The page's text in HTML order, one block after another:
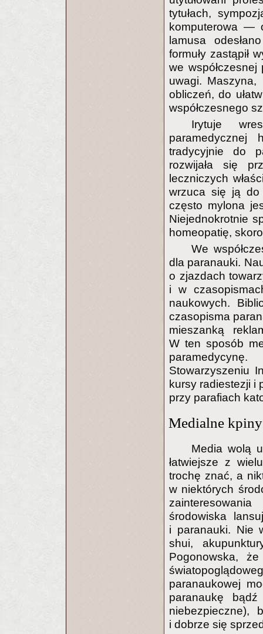
tytułach,
komputerowa —
lamusa
formuły zastąpił
we
uwagi. Maszyna,
obliczeń, do
współczesnego
Irytuje
paramedycznej
tradycyjnie do
rozwijała się
leczniczych
wrzuca się ją do
często mylona
Niejednokrotnie
homeopatię,
We
dla paranauki.
o zjazdach
i w
naukowych.
czasopisma
mieszanką
W ten sposób
Stowarzyszeniu
kursy radiestezji i
przy parafiach
Medialne kpiny
Media wolą
łatwiejsze z
trochę znać, a
w niektórych
środowiska
i paranauki. Nie
shui,
Pogonowska,
paranaukowej
paranaukę
niebezpieczne),
i dobrze się